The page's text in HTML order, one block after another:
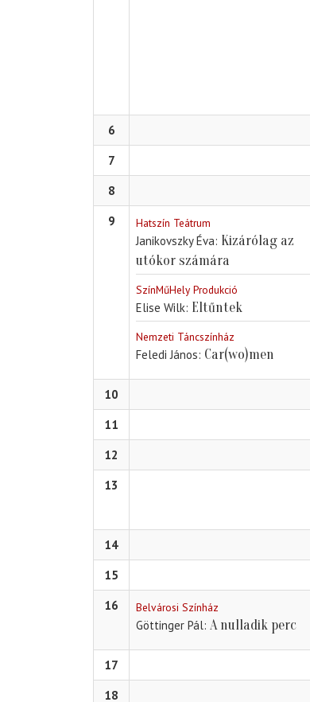
6
7
8
9
Hatszín Teátrum
Janikovszky Éva Kizárólag az
utókor számára
SzínMűHely Produkció
Elise Wilk Eltűntek
Nemzeti Táncszínház
Feledi János Car(wo)men
10
11
12
13
14
15
16
Belvárosi Színház
Göttinger Pál A nulladik perc
17
18